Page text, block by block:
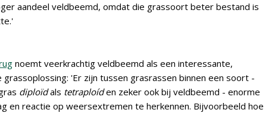
aandeel veldbeemd, omdat die grassoort beter bestand is
noemt veerkrachtig veldbeemd als een interessante,
'Er zijn tussen grasrassen binnen een soort -
diploïdals tetraploíden zeker ook bij veldbeemd - enorme
en reactie op weersextremen te herkennen. Bijvoorbeeld hoe